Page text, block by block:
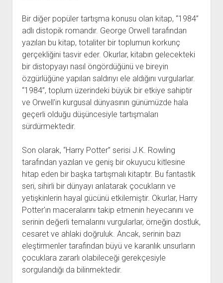
Bir diğer popüler tartışma konusu olan kitap, “1984”
adlı distopik romandır. George Orwell tarafından
yazılan bu kitap, totaliter bir toplumun korkunç
gerçekliğini tasvir eder. Okurlar, kitabın gelecekteki
bir distopyayı nasıl öngördüğünü ve bireyin
özgürlüğüne yapılan saldırıyı ele aldığını vurgularlar.
“1984”, toplum üzerindeki büyük bir etkiye sahiptir
ve Orwell'in kurgusal dünyasının günümüzde hala
geçerli olduğu düşüncesiyle tartışmaları
sürdürmektedir.
Son olarak, “Harry Potter” serisi J.K. Rowling
tarafından yazılan ve geniş bir okuyucu kitlesine
hitap eden bir başka tartışmalı kitaptır. Bu fantastik
seri, sihirli bir dünyayı anlatarak çocukların ve
yetişkinlerin hayal gücünü etkilemiştir. Okurlar, Harry
Potter'ın maceralarını takip etmenin heyecanını ve
serinin değerli temalarını vurgularlar, örneğin dostluk,
cesaret ve ahlaki doğruluk. Ancak, serinin bazı
eleştirmenler tarafından büyü ve karanlık unsurların
çocuklara zararlı olabileceği gerekçesiyle
sorgulandığı da bilinmektedir.